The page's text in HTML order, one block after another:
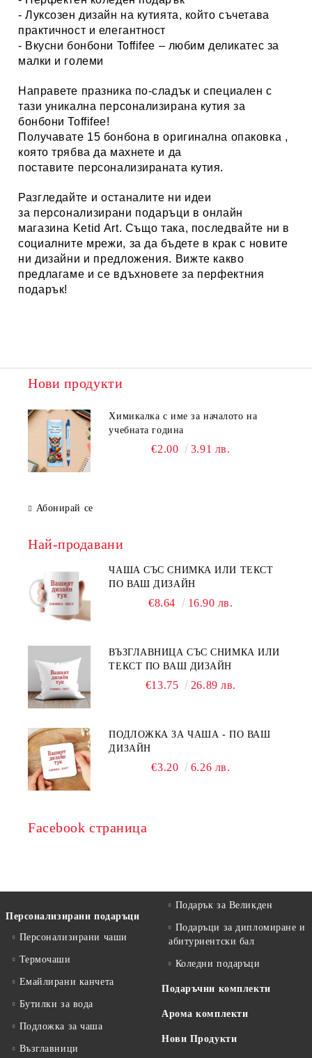
- Луксозен дизайн на кутията, който съчетава
практичност и елегантност
- Вкусни бонбони Toffifee – любим деликатес за
малки и големи
Направете празника по-сладък и специален с
тази уникална персонализирана кутия за
бонбони Toffifee!
Получавате 15 бонбона в оригинална опаковка ,
която трябва да махнете и да
поставите персонализираната кутия.
Разгледайте и останалите ни идеи
за персонализирани подаръци в онлайн
магазина Ketid Art. Също така, последвайте ни в
социалните мрежи, за да бъдете в крак с новите
ни дизайни и предложения. Вижте какво
предлагаме и се вдъхновете за перфектния
подарък!
Нови продукти
Химикалка с име за началото на
учебната година
€2.00 3.91 лв.
Абонирай се
Най-продавани
ЧАША СЪС СНИМКА ИЛИ ТЕКСТ
ПО ВАШ ДИЗАЙН
€8.64 16.90 лв.
ВЪЗГЛАВНИЦА СЪС СНИМКА ИЛИ
ТЕКСТ ПО ВАШ ДИЗАЙН
€13.75 26.89 лв.
ПОДЛОЖКА ЗА ЧАША - ПО ВАШ
ДИЗАЙН
€3.20 6.26 лв.
Facebook страница
Персонализирани подаръци
Персонализирани чаши
Термочаши
Емайлирани канчета
Бутилки за вода
Подложка за чаша
Възглавници
Подарък за Великден
Подаръци за дипломиране и
абитуриентски бал
Коледни подаръци
Подаръчни комплекти
Арома комплекти
Нови Продукти